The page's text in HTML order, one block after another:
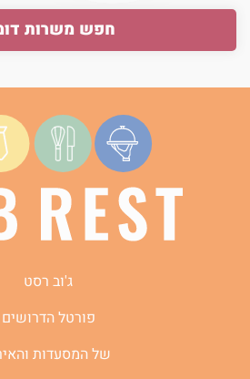
חפש משרות
ג'וב רסט
פורטל הדרושים
של המסעדות